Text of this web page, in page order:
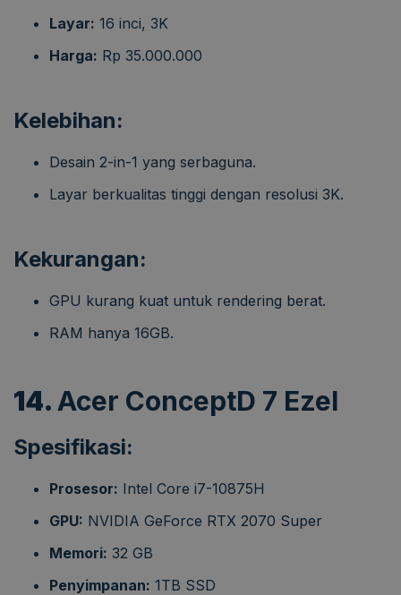
Layar: 16 inci, 3K
Harga: Rp 35.000.000
Kelebihan:
Desain 2-in-1 yang serbaguna.
Layar berkualitas tinggi dengan resolusi 3K.
Kekurangan:
GPU kurang kuat untuk rendering berat.
RAM hanya 16GB.
14. Acer ConceptD 7 Ezel
Spesifikasi:
Prosesor: Intel Core i7-10875H
GPU: NVIDIA GeForce RTX 2070 Super
Memori: 32 GB
Penyimpanan: 1TB SSD